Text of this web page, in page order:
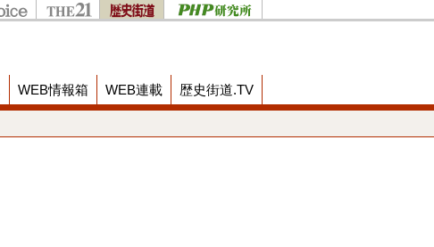
WEB情報箱 WEB連載 歴史街道.TV